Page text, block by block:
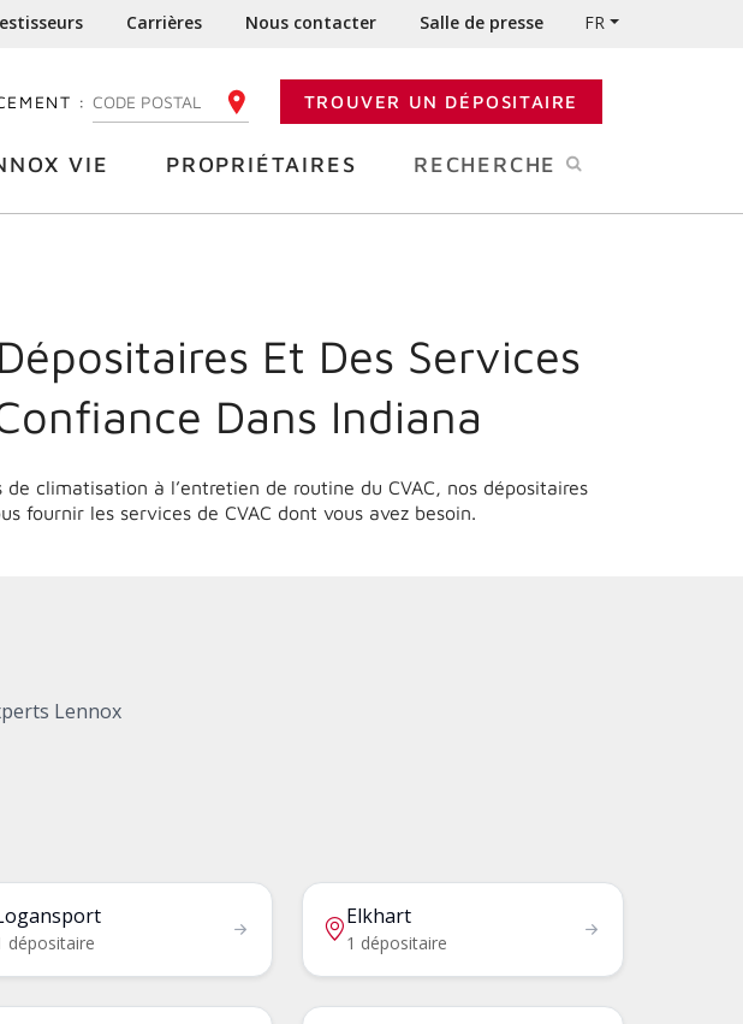
Carrières Nous contacter Salle de presse FR
: ENTREZ VOTRE CODE POSTALTROUVER UN DÉPOSITAIRE
VIE PROPRIÉTAIRES RECHERCHE
Et Des Services
Dans Indiana
climatisation à l’entretien de routine du CVAC, nos dépositaires
fournir les services de CVAC dont vous avez besoin.
Lennox
dépositaire
Elkhart
1 dépositaire